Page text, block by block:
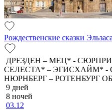
Рождественские сказки
ДРЕЗДЕН – МЕЦ* -
СЕЛЕСТА* – ЭГИСХАЙМ* -
НЮРНБЕРГ – РОТЕНБУРГ
9 дней
8 ночей
03.12